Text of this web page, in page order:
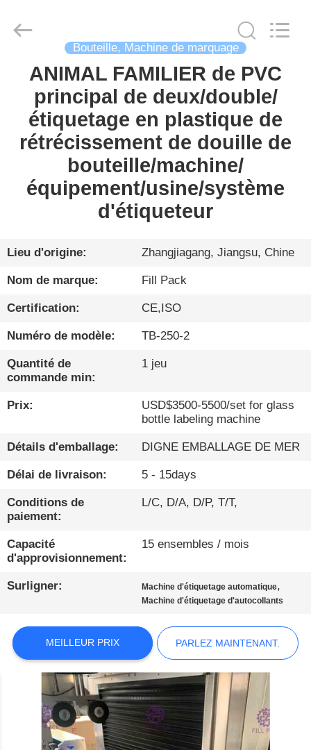
MAISON
PRODUITS
SUJET
VISITE
CONTRÔLE
DE
QUALITÉ
NOUS
NOUVELLES
PARLEZ
MAINTENANT.
DU
SITE
POLITIQUE
CONFIDENTIALITÉ
PACK
Machinery
Reserved.
Bouteille, Machine de marquage
ANIMAL FAMILIER de PVC
principal de deux/double/
étiquetage en plastique de
rétrécissement de douille de
bouteille/machine/
équipement/usine/système
d'étiqueteur
Lieu d'origine: Zhangjiagang, Jiangsu, Chine
Nom de marque: Fill Pack
Certification: CE,ISO
Numéro de modèle: TB-250-2
Quantité de
commande min:
1 jeu
Prix:
USD$3500-5500/set for glass
bottle labeling machine
Détails d'emballage: DIGNE EMBALLAGE DE MER
Délai de livraison: 5 - 15days
Conditions de
paiement:
L/C, D/A, D/P, T/T,
Capacité
d'approvisionnement:
15 ensembles / mois
Surligner: Machine d'étiquetage automatique,
Machine d'étiquetage d'autocollants
MEILLEUR PRIX PARLEZ MAINTENANT.